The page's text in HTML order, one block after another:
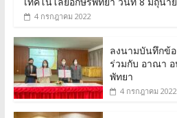
4 กรกฎาคม 2022
ลงนามบันทึกข้
ร่วมกับ อาณา
พัทยา
4 กรกฎาคม 2022